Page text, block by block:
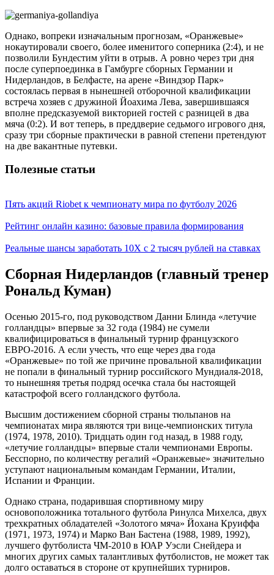
Однако, вопреки изначальным прогнозам, «Оранжевые»
нокаутировали своего, более именитого соперника (2:4), и не
позволили Бундестим уйти в отрыв. А ровно через три дня
после суперпоединка в Гамбурге сборных Германии и
Нидерландов, в Белфасте, на арене «Виндзор Парк»
состоялась первая в нынешней отборочной квалификации
встреча хозяев с дружиной Йоахима Лева, завершившаяся
вполне предсказуемой викторией гостей с разницей в два
мяча (0:2). И вот теперь, в преддверие седьмого игрового дня,
сразу три сборные практически в равной степени претендуют
на две вакантные путевки.
Полезные статьи
Пять акций Riobet к чемпионату мира по футболу 2026
Рейтинг онлайн казино: базовые правила формирования
Реальные шансы заработать 10X с 2 тысяч рублей на ставках
Сборная Нидерландов (главный тренер
Рональд Куман)
Осенью 2015-го, под руководством Данни Блинда «летучие
голландцы» впервые за 32 года (1984) не сумели
квалифицироваться в финальный турнир французского
ЕВРО-2016. А если учесть, что еще через два года
«Оранжевые» по той же причине провальной квалификации
не попали в финальный турнир российского Мундиаля-2018,
то нынешняя третья подряд осечка стала бы настоящей
катастрофой всего голландского футбола.
Высшим достижением сборной страны тюльпанов на
чемпионатах мира являются три вице-чемпионских титула
(1974, 1978, 2010). Тридцать один год назад, в 1988 году,
«летучие голландцы» впервые стали чемпионами Европы.
Бесспорно, по количеству регалий «Оранжевые» значительно
уступают национальным командам Германии, Италии,
Испании и Франции.
Однако страна, подарившая спортивному миру
основоположника тотального футбола Ринулса Михелса, двух
трехкратных обладателей «Золотого мяча» Йохана Круиффа
(1971, 1973, 1974) и Марко Ван Бастена (1988, 1989, 1992),
лучшего футболиста ЧМ-2010 в ЮАР Уэсли Снейдера и
многих других самых талантливых футболистов, не может так
долго оставаться в стороне от крупнейших турниров.